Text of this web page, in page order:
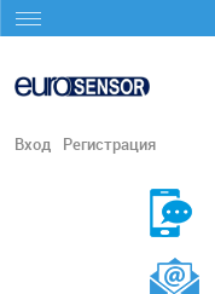
Вход Регистрация